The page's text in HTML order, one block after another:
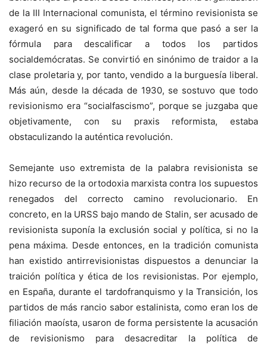
de la III Internacional comunista, el término revisionista se
exageró en su significado de tal forma que pasó a ser la
fórmula para descalificar a todos los partidos
socialdemócratas. Se convirtió en sinónimo de traidor a la
clase proletaria y, por tanto, vendido a la burguesía liberal.
Más aún, desde la década de 1930, se sostuvo que todo
revisionismo era “socialfascismo”, porque se juzgaba que
objetivamente, con su praxis reformista, estaba
obstaculizando la auténtica revolución.
Semejante uso extremista de la palabra revisionista se
hizo recurso de la ortodoxia marxista contra los supuestos
renegados del correcto camino revolucionario. En
concreto, en la URSS bajo mando de Stalin, ser acusado de
revisionista suponía la exclusión social y política, si no la
pena máxima. Desde entonces, en la tradición comunista
han existido antirrevisionistas dispuestos a denunciar la
traición política y ética de los revisionistas. Por ejemplo,
en España, durante el tardofranquismo y la Transición, los
partidos de más rancio sabor estalinista, como eran los de
filiación maoísta, usaron de forma persistente la acusación
de revisionismo para desacreditar la política de